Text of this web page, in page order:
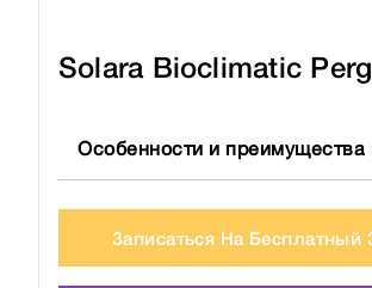
Solara Bioclimatic
Особенности и преимущества
Записаться На Бесплатный